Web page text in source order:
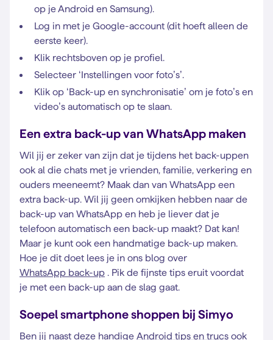
op je Android en Samsung).
Log in met je Google-account (dit hoeft alleen de
eerste keer).
Klik rechtsboven op je profiel.
Selecteer ‘Instellingen voor foto’s’.
Klik op ‘Back-up en synchronisatie’ om je foto’s en
video’s automatisch op te slaan.
Een extra back-up van WhatsApp maken
Wil jij er zeker van zijn dat je tijdens het back-uppen
ook al die chats met je vrienden, familie, verkering en
ouders meeneemt? Maak dan van WhatsApp een
extra back-up. Wil jij geen omkijken hebben naar de
back-up van WhatsApp en heb je liever dat je
telefoon automatisch een back-up maakt? Dat kan!
Maar je kunt ook een handmatige back-up maken.
Hoe je dit doet lees je in ons blog over
WhatsApp back-up . Pik de fijnste tips eruit voordat
je met een back-up aan de slag gaat.
Soepel smartphone shoppen bij Simyo
Ben jij naast deze handige Android tips en trucs ook